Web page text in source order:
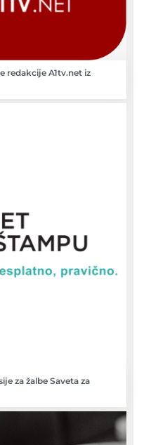
redakcije A1tv.net iz
za žalbe Saveta za